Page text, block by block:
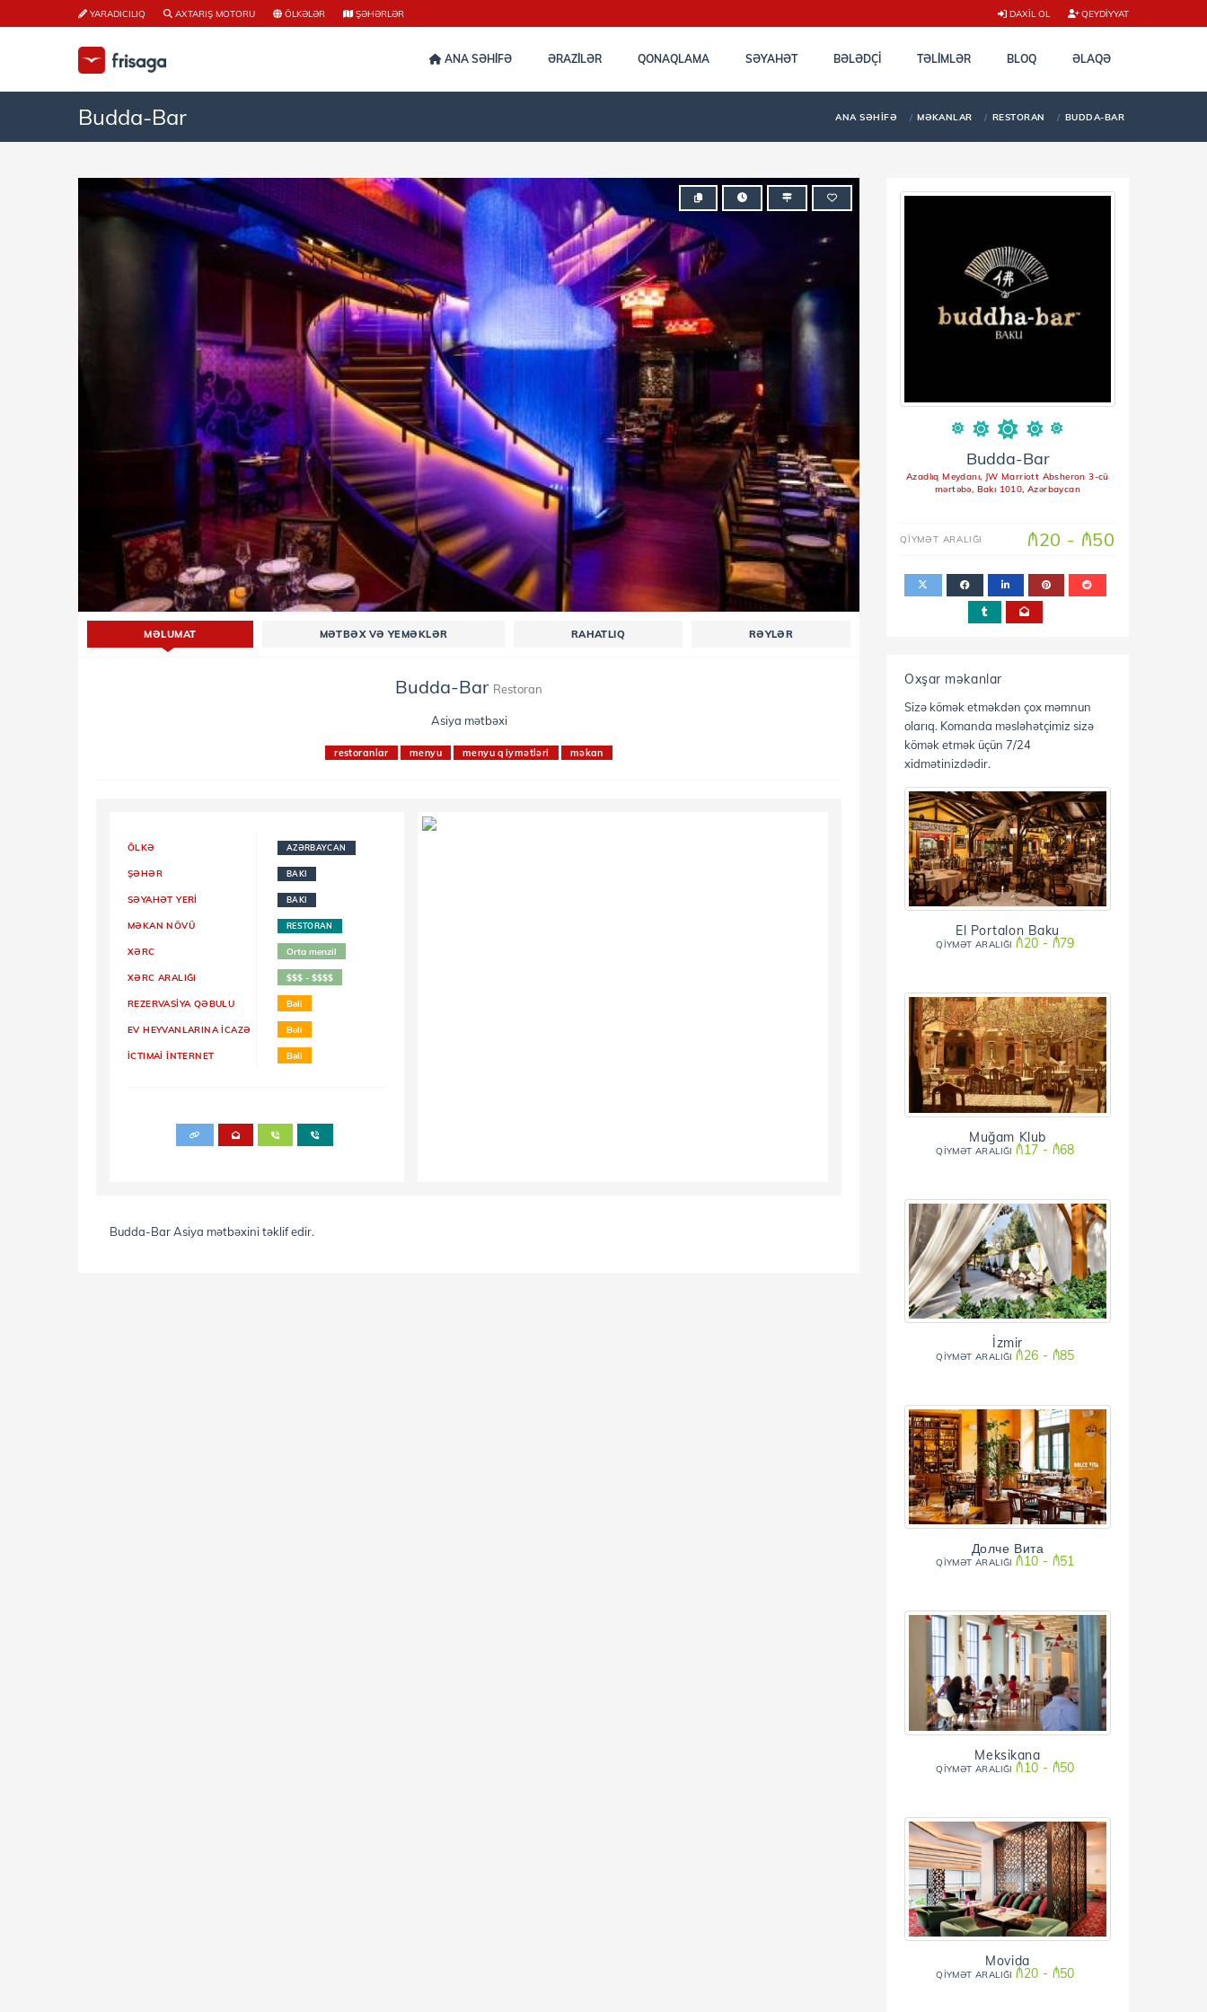
YARADICILIQ AXTARIŞ MOTORU ÖLKƏLƏR ŞƏHƏRLƏR DAXIL OL QEYDIYYAT
ANA SƏHİFƏ ƏRAZİLƏR QONAQLAMA SƏYAHƏT BƏLƏDÇI TƏLİMLƏR BLOQ ƏLAQƏ
Budda-Bar ANA SƏHIFƏ MƏKANLAR RESTORAN BUDDA-BAR
MƏLUMAT MƏTBƏX VƏ YEMƏKLƏR RAHATLIQ RƏYLƏR
Budda-Bar Restoran
Asiya mətbəxi
restoranlar menyu menyu qiymətləri məkan
ÖLKƏ AZƏRBAYCAN
ŞƏHƏR BAKI
SƏYAHƏT YERI BAKI
MƏKAN NÖVÜ RESTORAN
XƏRC Orta menzil
XƏRC ARALIĞI $$$ - $$$$
REZERVASİYA QƏBULU Bəli
EV HEYVANLARINA İCAZƏ Bəli
İCTIMAİ İNTERNET Bəli
Budda-Bar Asiya mətbəxini təklif edir.
Budda-Bar
Azadlıq Meydanı, JW Marriott Absheron 3-cü
mərtəbə, Bakı 1010, Azərbaycan
QİYMƏT ARALIĞI ₼20 - ₼50
Oxşar məkanlar
Sizə kömək etməkdən çox məmnun
olarıq. Komanda məsləhətçimiz sizə
kömək etmək üçün 7/24
xidmətinizdədir.
El Portalon Baku
QİYMƏT ARALIĞI₼20 - ₼79
Muğam Klub
QİYMƏT ARALIĞI₼17 - ₼68
İzmir
QİYMƏT ARALIĞI₼26 - ₼85
Долче Вита
QİYMƏT ARALIĞI₼10 - ₼51
Meksikana
QİYMƏT ARALIĞI₼10 - ₼50
Movida
QİYMƏT ARALIĞI₼20 - ₼50